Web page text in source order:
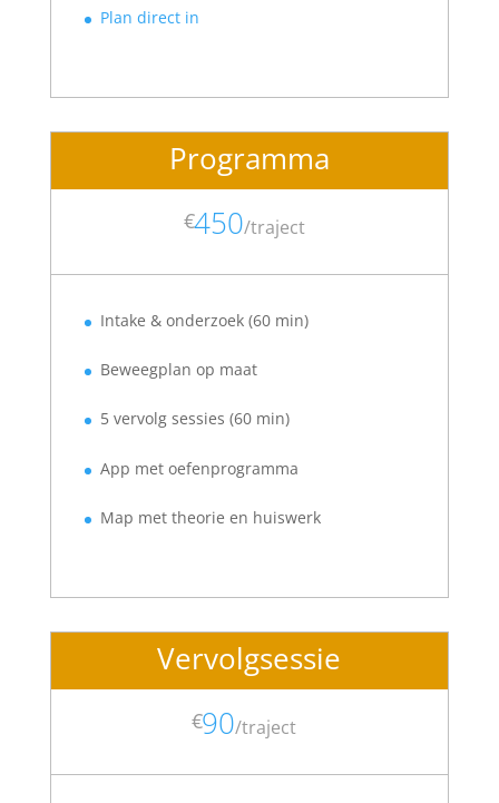
Plan direct in
Programma
€450/traject
Intake & onderzoek (60 min)
Beweegplan op maat
5 vervolg sessies (60 min)
App met oefenprogramma
Map met theorie en huiswerk
Vervolgsessie
€90/traject